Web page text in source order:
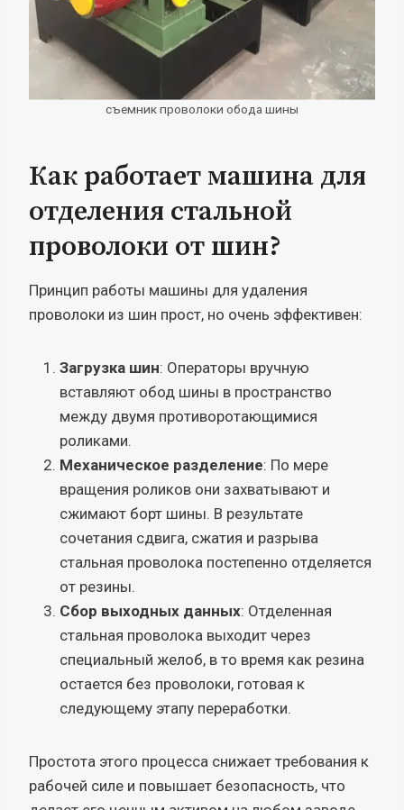
съемник проволоки обода шины
Как работает машина для
отделения стальной
проволоки от шин?
Принцип работы машины для удаления
проволоки из шин прост, но очень эффективен:
Загрузка шин: Операторы вручную
вставляют обод шины в пространство
между двумя противоротающимися
роликами.
Механическое разделение: По мере
вращения роликов они захватывают и
сжимают борт шины. В результате
сочетания сдвига, сжатия и разрыва
стальная проволока постепенно отделяется
от резины.
Сбор выходных данных: Отделенная
стальная проволока выходит через
специальный желоб, в то время как резина
остается без проволоки, готовая к
следующему этапу переработки.
Простота этого процесса снижает требования к
рабочей силе и повышает безопасность, что